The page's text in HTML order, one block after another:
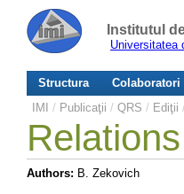
Institutul
Universitatea
Structura Colaboratori
IMI / Publicaţii / QRS / Ediţii
Authors: B. Zekovich